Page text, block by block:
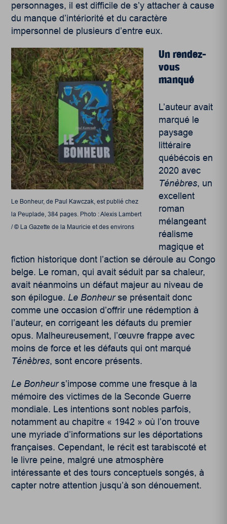
personnages, il est difficile de s’y attacher à cause
du manque d’intériorité et du caractère
impersonnel de plusieurs d’entre eux.
Le Bonheur, de Paul Kawczak, est publié chez
la Peuplade, 384 pages. Photo : Alexis Lambert
/ © La Gazette de la Mauricie et des environs
Un rendez-
vous
manqué
L’auteur avait
marqué le
paysage
littéraire
québécois en
2020 avec
Ténèbres, un
excellent
roman
mélangeant
réalisme
magique et
fiction historique dont l’action se déroule au Congo
belge. Le roman, qui avait séduit par sa chaleur,
avait néanmoins un défaut majeur au niveau de
son épilogue.Le Bonheurse présentait donc
comme une occasion d’offrir une rédemption à
l’auteur, en corrigeant les défauts du premier
opus. Malheureusement, l’œuvre frappe avec
moins de force et les défauts qui ont marqué
Ténèbres, sont encore présents.
Le Bonheurs’impose comme une fresque à la
mémoire des victimes de la Seconde Guerre
mondiale. Les intentions sont nobles parfois,
notamment au chapitre « 1942 » où l’on trouve
une myriade d’informations sur les déportations
françaises. Cependant, le récit est tarabiscoté et
le livre peine, malgré une atmosphère
intéressante et des tours conceptuels songés, à
capter notre attention jusqu’à son dénouement.